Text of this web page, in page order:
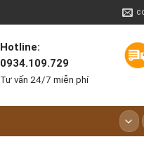
Hotline:
0934.109.729
Tư vấn 24/7 miễn phí